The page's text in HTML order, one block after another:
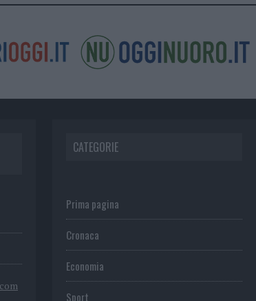
CATEGORIE
Prima pagina
Cronaca
Economia
Sport